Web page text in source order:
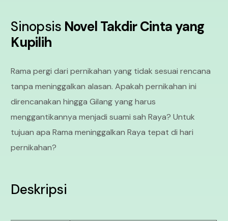
Sinopsis Novel Takdir Cinta yang
Kupilih
Rama pergi dari pernikahan yang tidak sesuai rencana
tanpa meninggalkan alasan. Apakah pernikahan ini
direncanakan hingga Gilang yang harus
menggantikannya menjadi suami sah Raya? Untuk
tujuan apa Rama meninggalkan Raya tepat di hari
pernikahan?
Deskripsi